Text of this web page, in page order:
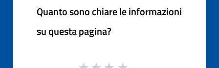
Quanto sono chiare le informazioni
su questa pagina?